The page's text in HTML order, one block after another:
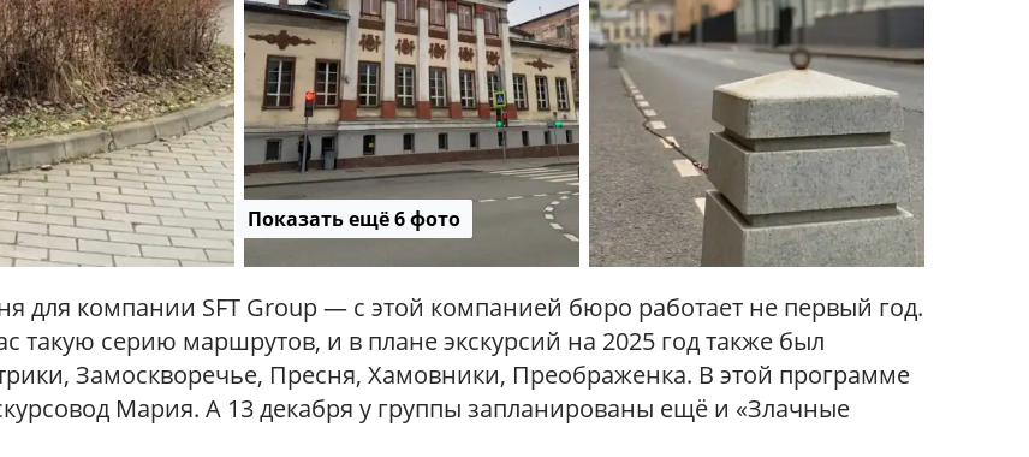
в
е
/
Р
а
д
и
у
с
Показать ещё 6 фото
для компании SFT Group — с этой компанией бюро работает не первый год.
такую серию маршрутов, и в плане экскурсий на 2025 год также был
Замоскворечье, Пресня, Хамовники, Преображенка. В этой программе
Мария. А 13 декабря у группы запланированы ещё и «Злачные